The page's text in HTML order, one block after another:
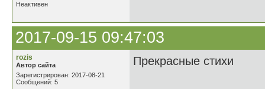
Неактивен
2017-09-15 09:47:03
rozis
Автор сайта
Зарегистрирован: 2017-08-21
Сообщений: 5
Прекрасные стихи